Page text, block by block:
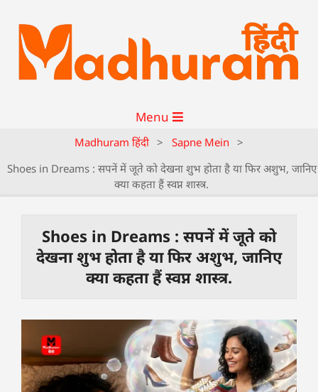
Menu
Madhuram हिंदी > Sapne Mein >
Shoes in Dreams : सपनें में जूते को देखना शुभ होता है या फिर अशुभ, जानिए
क्या कहता हैं स्वप्न शास्त्र.
Shoes in Dreams : सपनें में जूते को
देखना शुभ होता है या फिर अशुभ, जानिए
क्या कहता हैं स्वप्न शास्त्र.